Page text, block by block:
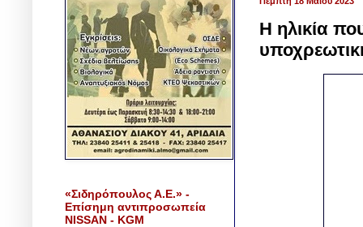
Η ηλικία
«Σιδηρόπουλος Α.Ε.» -
Επίσημη αντιπροσωπεία
NISSAN - KGM